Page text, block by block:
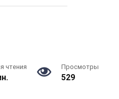
чтения Просмотры
529